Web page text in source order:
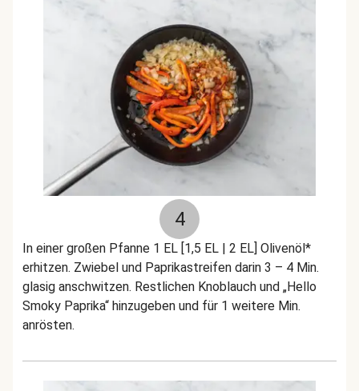
4
In einer großen Pfanne 1 EL [1,5 EL | 2 EL] Olivenöl*
erhitzen. Zwiebel und Paprikastreifen darin 3 – 4 Min.
glasig anschwitzen. Restlichen Knoblauch und „Hello
Smoky Paprika“ hinzugeben und für 1 weitere Min.
anrösten.